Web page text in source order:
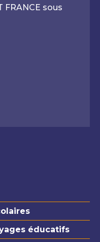
FRANCE sous
éducatifs